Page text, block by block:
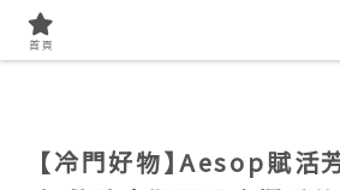
【冷門好物】Aesop賦活
首頁